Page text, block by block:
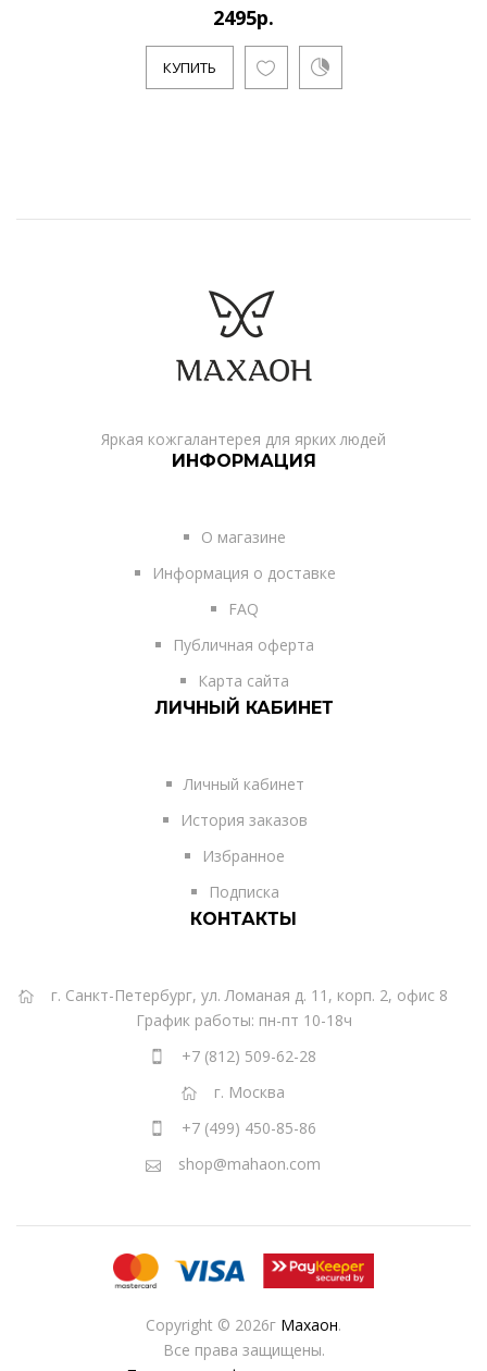
2495р.
КУПИТЬ
Яркая кожгалантерея для ярких людей
ИНФОРМАЦИЯ
О магазине
Информация о доставке
FAQ
Публичная оферта
Карта сайта
ЛИЧНЫЙ КАБИНЕТ
Личный кабинет
История заказов
Избранное
Подписка
КОНТАКТЫ
г. Санкт-Петербург, ул. Ломаная д. 11, корп. 2, офис 8
График работы: пн-пт 10-18ч
+7 (812) 509-62-28
г. Москва
+7 (499) 450-85-86
shop@mahaon.com
Copyright © 2026г Махаон.
Все права защищены.